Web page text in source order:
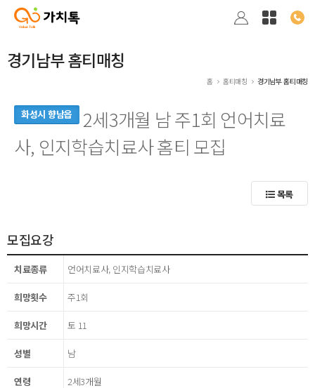
경기남부 홈티매칭
홈 홈티매칭 경기남부 홈티매칭
화성시 향남읍
2세3개월 남 주1회 언어치료
사, 인지학습치료사 홈티 모집
목록
모집요강
치료종류 언어치료사, 인지학습치료사
희망횟수 주1회
희망시간 토 11
성별 남
연령 2세3개월